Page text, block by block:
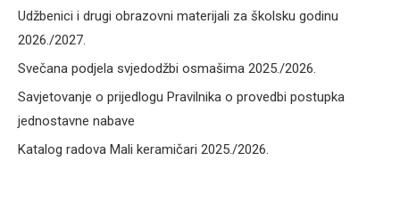
Udžbenici i drugi obrazovni materijali za školsku godinu
2026./2027.
Svečana podjela svjedodžbi osmašima 2025./2026.
Savjetovanje o prijedlogu Pravilnika o provedbi postupka
jednostavne nabave
Katalog radova Mali keramičari 2025./2026.